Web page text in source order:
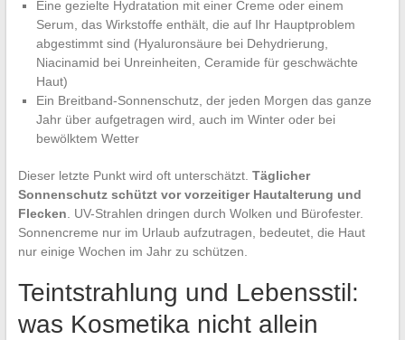
Eine gezielte Hydratation mit einer Creme oder einem
Serum, das Wirkstoffe enthält, die auf Ihr Hauptproblem
abgestimmt sind (Hyaluronsäure bei Dehydrierung,
Niacinamid bei Unreinheiten, Ceramide für geschwächte
Haut)
Ein Breitband-Sonnenschutz, der jeden Morgen das ganze
Jahr über aufgetragen wird, auch im Winter oder bei
bewölktem Wetter
Dieser letzte Punkt wird oft unterschätzt. Täglicher
Sonnenschutz schützt vor vorzeitiger Hautalterung und
Flecken. UV-Strahlen dringen durch Wolken und Bürofester.
Sonnencreme nur im Urlaub aufzutragen, bedeutet, die Haut
nur einige Wochen im Jahr zu schützen.
Teintstrahlung und Lebensstil:
was Kosmetika nicht allein